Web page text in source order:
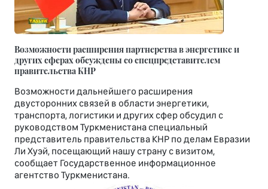
Возможности расширения партнерства в энергетике и
других сферах обсуждены со спецпредставителем
правительства КНР
Возможности дальнейшего расширения
двусторонних связей в области энергетики,
транспорта, логистики и других сфер обсудил с
руководством Туркменистана специальный
представитель правительства КНР по делам Евразии
Ли Хуэй, посещающий нашу страну с визитом,
сообщает Государственное информационное
агентство Туркменистана.